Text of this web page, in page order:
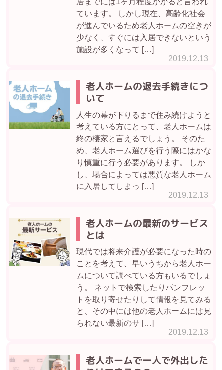
2019.12.13
ています。 しかし現在、高齢化社会
が進んでいるため老人ホームの空きが
少なく、すぐには入居できないという
施設が多くなって […]
老人ホームの退去手続きにつ
いて
2019.12.13
人生の幕が下りるまで住み続けようと
考えている方にとって、老人ホームは
終の棲家と言えるでしょう。 そのた
め、老人ホーム選びを行う際にはかな
り慎重に行う必要があります。 しか
し、場合によっては悪質な老人ホーム
に入居してしまっ […]
老人ホームの最新のサービス
とは
2019.12.13
現代では将来介護が必要になった時の
ことを考えて、早いうちから老人ホー
ムについて調べている方もいるでしょ
う。 ネットで検索したりパンフレッ
トを取り寄せたりして情報を見てみる
と、その中には他の老人ホームには見
られない最新のサ […]
老人ホームで一人で外出した